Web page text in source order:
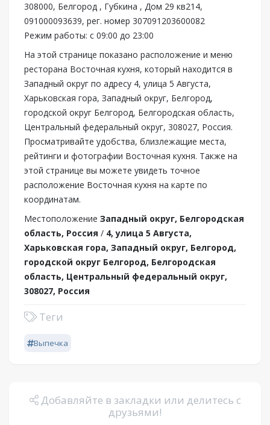
308000, Белгород , Губкина , Дом 29 кв214,
091000093639, рег. номер 307091203600082
Режим работы: с 09:00 до 23:00
На этой странице показано расположение и меню
ресторана Восточная кухня, который находится в
Западный округ по адресу 4, улица 5 Августа,
Харьковская гора, Западный округ, Белгород,
городской округ Белгород, Белгородская область,
Центральный федеральный округ, 308027, Россия.
Просматривайте удобства, близлежащие места,
рейтинги и фотографии Восточная кухня. Также на
этой странице вы можете увидеть точное
расположение Восточная кухня на карте по
координатам.
Местоположение Западный округ, Белгородская
область, Россия / 4, улица 5 Августа,
Харьковская гора, Западный округ, Белгород,
городской округ Белгород, Белгородская
область, Центральный федеральный округ,
308027, Россия
Теги
Выпечка
Добавляйте в закладки или делитесь с
друзьями!